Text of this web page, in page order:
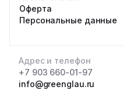
Адрес и телефон
+7 903 660-01-97
info@greenglau.ru
Оферта
Персональные данные